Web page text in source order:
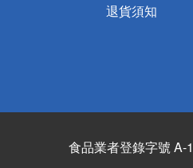
退貨須知
食品業者登錄字號 A-